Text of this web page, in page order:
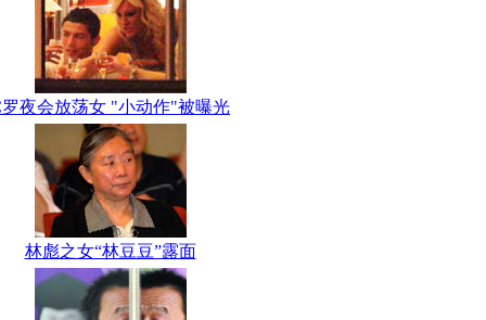
夜会放荡女 "小动作"被曝光
林彪之女“林豆豆”露面